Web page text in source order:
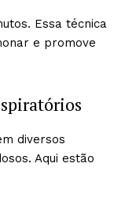
Essa técnica
e promove
diversos
Aqui estão